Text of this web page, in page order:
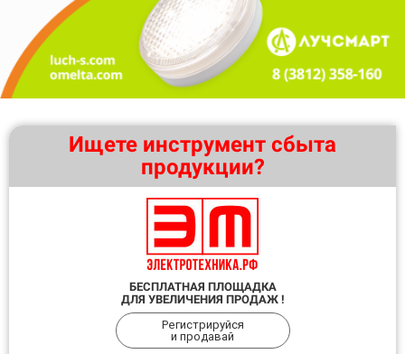
Ищете инструмент сбыта
продукции?
БЕСПЛАТНАЯ ПЛОЩАДКА
ДЛЯ УВЕЛИЧЕНИЯ ПРОДАЖ !
Регистрируйся
и продавай